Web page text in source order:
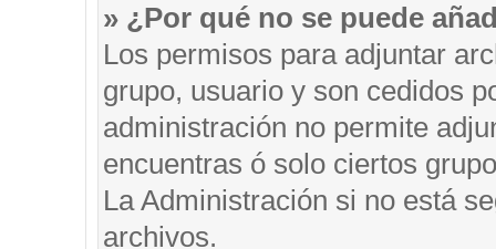
» ¿Por qué no se puede
Los permisos para adjuntar
grupo, usuario y son cedidos
administración no permite
encuentras ó solo ciertos
La Administración si no está
archivos.